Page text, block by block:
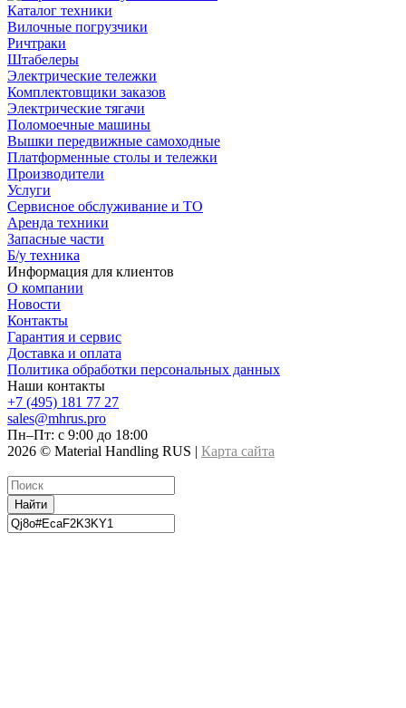
Каталог техники
Вилочные погрузчики
Ричтраки
Штабелеры
Электрические тележки
Комплектовщики заказов
Электрические тягачи
Поломоечные машины
Вышки передвижные самоходные
Платформенные столы и тележки
Производители
Услуги
Сервисное обслуживание и ТО
Аренда техники
Запасные части
Б/у техника
Информация для клиентов
О компании
Новости
Контакты
Гарантия и сервис
Доставка и оплата
Политика обработки персональных данных
Наши контакты
+7 (495) 181 77 27
sales@mhrus.pro
Пн–Пт: с 9:00 до 18:00
2026 © Material Handling RUS | Карта сайта
Найти